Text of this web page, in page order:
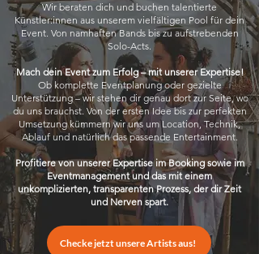
Wir beraten dich und buchen talentierte
Künstler:innen aus unserem vielfältigen Pool für dein
Event. Von namhaften Bands bis zu aufstrebenden
Solo-Acts.
Mach dein Event zum Erfolg – mit unserer Expertise!
Ob komplette Eventplanung oder gezielte
Unterstützung – wir stehen dir genau dort zur Seite, wo
du uns brauchst. Von der ersten Idee bis zur perfekten
Umsetzung kümmern wir uns um Location, Technik,
Ablauf und natürlich das passende Entertainment.
Profitiere von unserer Expertise im Booking sowie im
Eventmanagement und das mit einem
unkomplizierten, transparenten Prozess, der dir Zeit
und Nerven spart.
Checke jetzt unsere Artists aus!